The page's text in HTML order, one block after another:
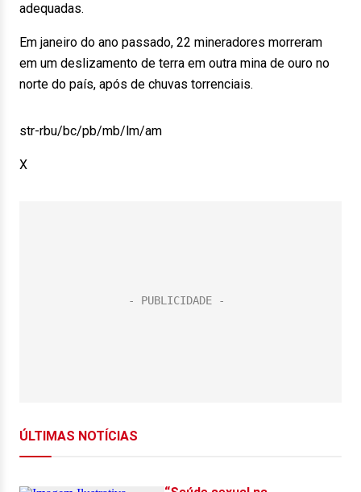
adequadas.
Em janeiro do ano passado, 22 mineradores morreram
em um deslizamento de terra em outra mina de ouro no
norte do país, após de chuvas torrenciais.
str-rbu/bc/pb/mb/lm/am
X